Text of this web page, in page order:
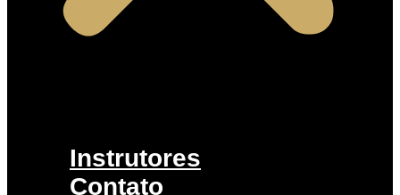
Instrutores
Contato